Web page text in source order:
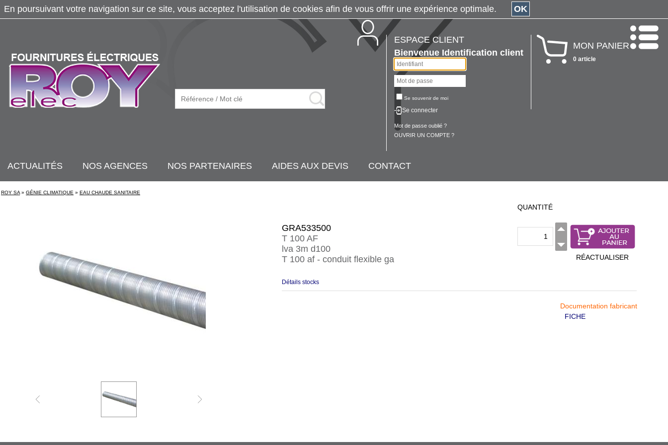
ESPACE CLIENT
Bienvenue Identification client
Se souvenir de moi
Se connecter
Mot de passe oublié ?
OUVRIR UN COMPTE ?
MON PANIER
0 article
ACTUALITÉS NOS AGENCES NOS PARTENAIRES AIDES AUX DEVIS CONTACT
ROY SA » GÉNIE CLIMATIQUE » EAU CHAUDE SANITAIRE
GRA533500
T 100 AF
lva 3m d100
T 100 af - conduit flexible ga
QUANTITÉ
RÉACTUALISER
Détails stocks
Documentation fabricant
FICHE
En poursuivant votre navigation sur ce site, vous acceptez l'utilisation de cookies afin de vous offrir une expérience optimale. OK